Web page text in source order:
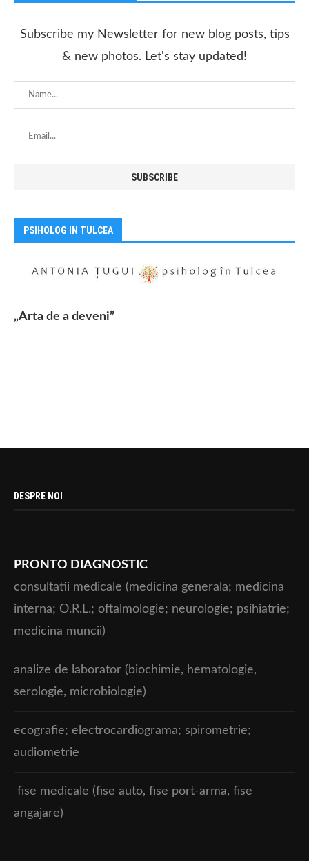
Subscribe my Newsletter for new blog posts, tips
& new photos. Let's stay updated!
PSIHOLOG IN TULCEA
„Arta de a deveni”
DESPRE NOI
PRONTO DIAGNOSTIC
consultatii medicale (medicina generala; medicina
interna; O.R.L.; oftalmologie; neurologie; psihiatrie;
medicina muncii)
analize de laborator (biochimie, hematologie,
serologie, microbiologie)
ecografie; electrocardiograma; spirometrie;
audiometrie
fise medicale (fise auto, fise port-arma, fise
angajare)